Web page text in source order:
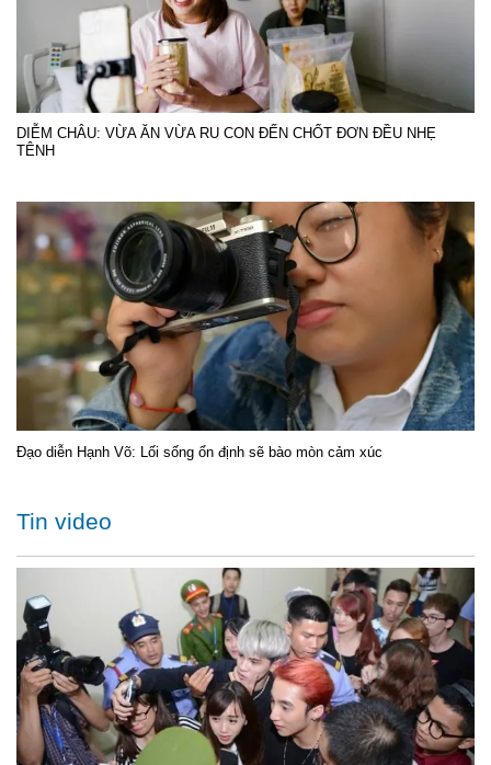
DIỄM CHÂU: VỪA ĂN VỪA RU CON ĐẾN CHỐT ĐƠN ĐỀU NHẸ
TÊNH
Đạo diễn Hạnh Võ: Lối sống ổn định sẽ bào mòn cảm xúc
Tin video